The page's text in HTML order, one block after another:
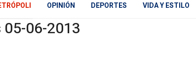
OPINIÓN DEPORTES VIDA Y ESTILO
06-2013